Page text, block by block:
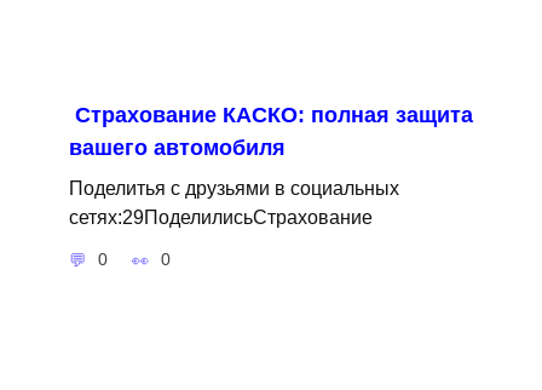
Страхование КАСКО: полная защита
вашего автомобиля
Поделитья с друзьями в социальных
сетях:29ПоделилисьСтрахование
0 0